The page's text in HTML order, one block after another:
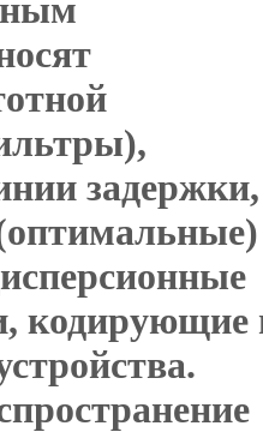
задержки,
кодирующие